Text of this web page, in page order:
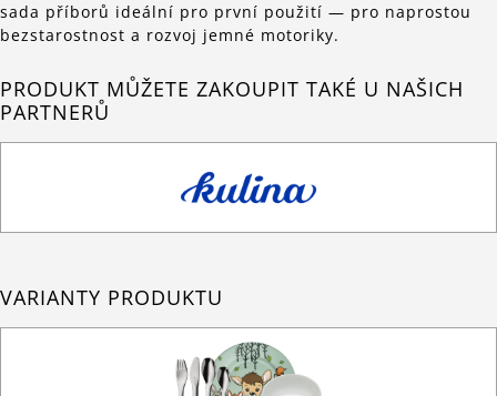
sada příborů ideální pro první použití — pro naprostou
bezstarostnost a rozvoj jemné motoriky.
PRODUKT MŮŽETE ZAKOUPIT TAKÉ U NAŠICH
PARTNERŮ
VARIANTY PRODUKTU